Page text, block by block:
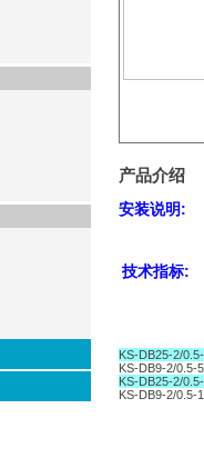
产品介绍
安装说明:
技术指标:
KS-DB25-2/
KS-DB9-2/0.5-5
KS-DB25-2/
KS-DB9-2/0.5-